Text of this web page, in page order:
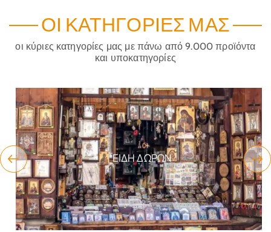
ΟΙ ΚΑΤΗΓΟΡΊΕΣ ΜΑΣ
οι κύριες κατηγορίες μας με πάνω από 9.000 προϊόντα
και υποκατηγορίες
ΕΊΔΗ ΔΏΡΩΝ